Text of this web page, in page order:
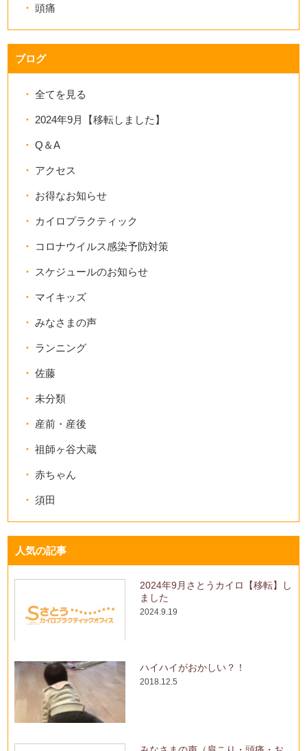
頭痛
ブログ
全てを見る
2024年9月【移転しました】
Q＆A
アクセス
お得なお知らせ
カイロプラクティック
コロナウイルス感染予防対策
スケジュールのお知らせ
マイキッズ
みなさまの声
ランニング
佐藤
未分類
産前・産後
祖師ヶ谷大蔵
赤ちゃん
須田
人気の記事
2024年9月さとうカイロ【移転】し
ました
2024.9.19
ハイハイがおかしい？！
2018.12.5